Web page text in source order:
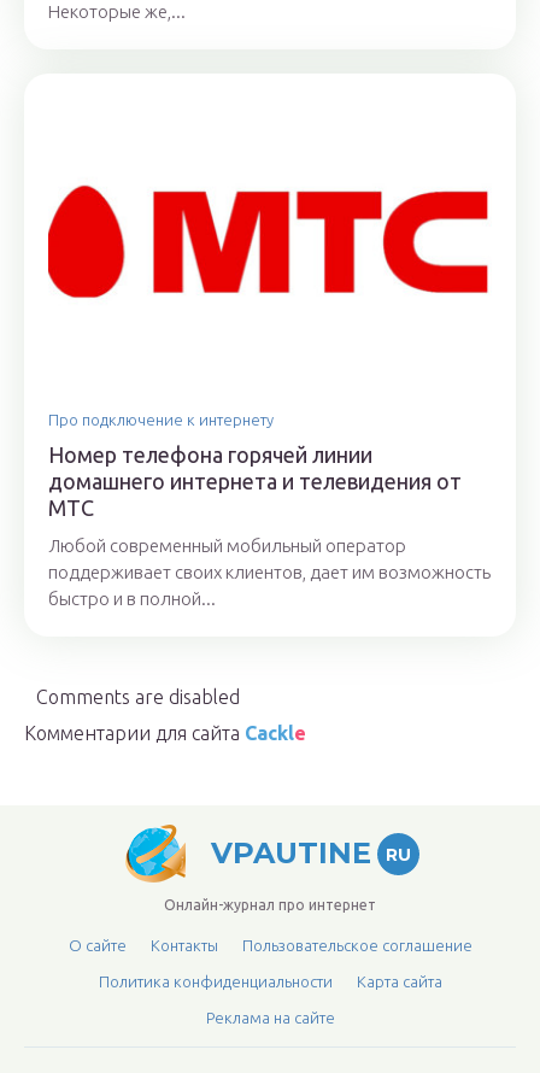
Некоторые же,...
Про подключение к интернету
Номер телефона горячей линии
домашнего интернета и телевидения от
МТС
Любой современный мобильный оператор
поддерживает своих клиентов, дает им возможность
быстро и в полной...
Comments are disabled
Комментарии для сайта Cackle
VPAUTINE RU
Онлайн-журнал про интернет
О сайте Контакты Пользовательское соглашение
Политика конфиденциальности Карта сайта
Реклама на сайте